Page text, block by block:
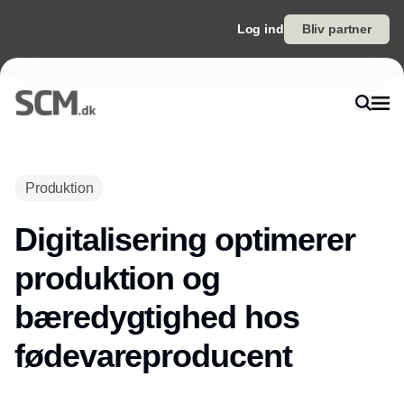
Log ind Bliv partner
Produktion
Digitalisering optimerer
produktion og
bæredygtighed hos
fødevareproducent